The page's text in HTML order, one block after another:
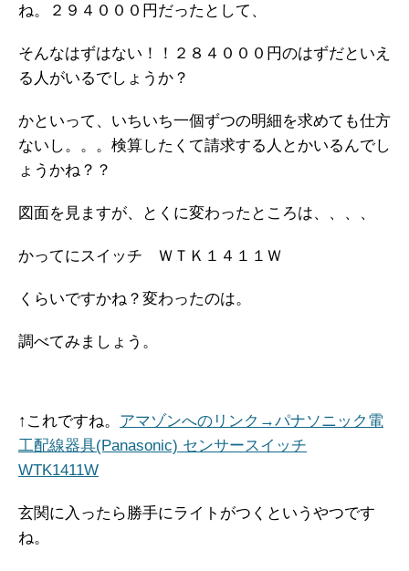
ね。２９４０００円だったとして、
そんなはずはない！！２８４０００円のはずだといえ
る人がいるでしょうか？
かといって、いちいち一個ずつの明細を求めても仕方
ないし。。。検算したくて請求する人とかいるんでし
ょうかね？？
図面を見ますが、とくに変わったところは、、、、
かってにスイッチ ＷＴＫ１４１１Ｗ
くらいですかね？変わったのは。
調べてみましょう。
↑これですね。 アマゾンへのリンク→パナソニック電
工配線器具(Panasonic) センサースイッチ
WTK1411W
玄関に入ったら勝手にライトがつくというやつです
ね。